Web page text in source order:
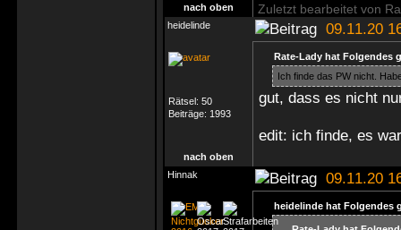
nach oben Zuletzt bearbeitet von
heidelinde 09.11.20
Rätsel: 50
Beiträge: 1993
Rate-Lady hat Folgendes
Ich finde das PW nicht.
gut, dass es nicht
edit: ich finde, es
nach oben
Hinnak
09.11.20
heidelinde hat Folgendes